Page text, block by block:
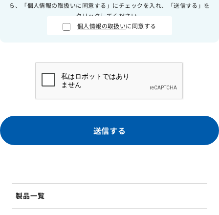
ら、「個人情報の取扱いに同意する」にチェックを入れ、「送信する」を
クリックしてください。
個人情報の取扱いに同意する
送信する
製品一覧